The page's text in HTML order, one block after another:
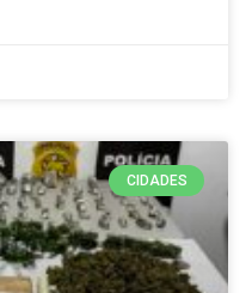
CIDADES